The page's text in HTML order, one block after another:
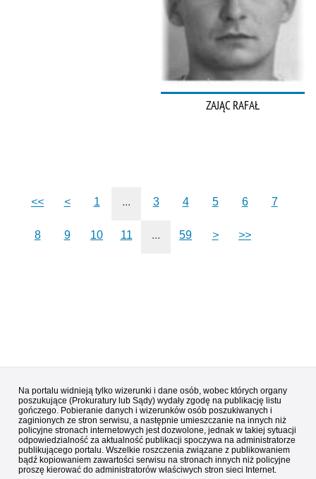
ZAJĄC RAFAŁ
<< < 1 ... 3 4 5 6 7
8 9 10 11 ... 59 > >>
Na portalu widnieją tylko wizerunki i dane osób, wobec których organy
poszukujące (Prokuratury lub Sądy) wydały zgodę na publikację listu
gończego. Pobieranie danych i wizerunków osób poszukiwanych i
zaginionych ze stron serwisu, a następnie umieszczanie na innych niż
policyjne stronach internetowych jest dozwolone, jednak w takiej sytuacji
odpowiedzialność za aktualność publikacji spoczywa na administratorze
publikującego portalu. Wszelkie roszczenia związane z publikowaniem
bądź kopiowaniem zawartości serwisu na stronach innych niż policyjne
proszę kierować do administratorów właściwych stron sieci Internet.